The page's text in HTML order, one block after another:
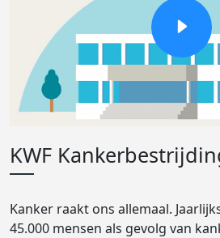
KWF
Kanker raakt ons allemaal.
45.000 mensen als gevolg van